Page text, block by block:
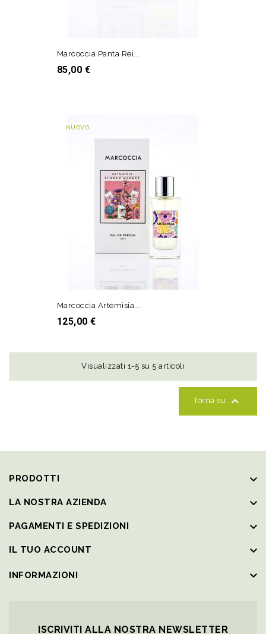
Marcoccia Panta Rei...
Prezzo
85,00 €
AGGIUNGI AL CARRELLO
NUOVO
Marcoccia Artemisia...
Prezzo
125,00 €
AGGIUNGI AL CARRELLO
Visualizzati 1-5 su 5 articoli
Torna su 
PRODOTTI keyboard_arrow_down
LA NOSTRA AZIENDA keyboard_arrow_down
PAGAMENTI E SPEDIZIONI keyboard_arrow_down
IL TUO ACCOUNT keyboard_arrow_down
INFORMAZIONI keyboard_arrow_down
ISCRIVITI ALLA NOSTRA NEWSLETTER